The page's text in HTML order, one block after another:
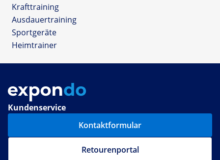
Krafttraining
Ausdauertraining
Sportgeräte
Heimtrainer
Kundenservice
Kontaktformular
Retourenportal